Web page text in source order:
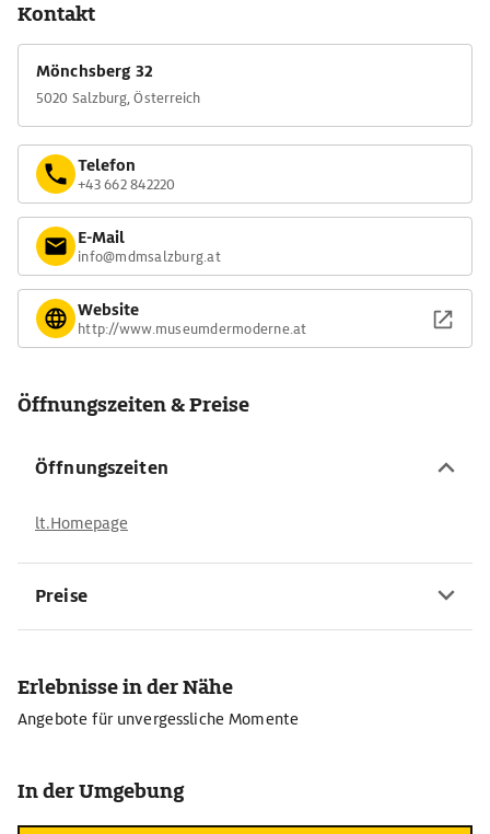
Kontakt
Mönchsberg 32
5020 Salzburg, Österreich
Telefon
+43 662 842220
E-Mail
info@mdmsalzburg.at
Website
http://www.museumdermoderne.at
Öffnungszeiten & Preise
Öffnungszeiten
lt.Homepage
Preise
Erlebnisse in der Nähe
Angebote für unvergessliche Momente
In der Umgebung